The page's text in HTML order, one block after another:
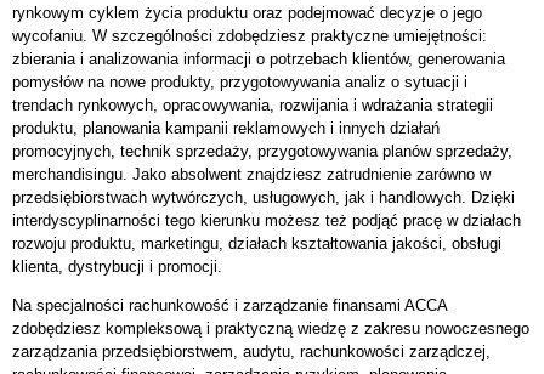
rynkowym cyklem życia produktu oraz podejmować decyzje o jego
wycofaniu. W szczególności zdobędziesz praktyczne umiejętności:
zbierania i analizowania informacji o potrzebach klientów, generowania
pomysłów na nowe produkty, przygotowywania analiz o sytuacji i
trendach rynkowych, opracowywania, rozwijania i wdrażania strategii
produktu, planowania kampanii reklamowych i innych działań
promocyjnych, technik sprzedaży, przygotowywania planów sprzedaży,
merchandisingu. Jako absolwent znajdziesz zatrudnienie zarówno w
przedsiębiorstwach wytwórczych, usługowych, jak i handlowych. Dzięki
interdyscyplinarności tego kierunku możesz też podjąć pracę w działach
rozwoju produktu, marketingu, działach kształtowania jakości, obsługi
klienta, dystrybucji i promocji.
Na specjalności rachunkowość i zarządzanie finansami ACCA
zdobędziesz kompleksową i praktyczną wiedzę z zakresu nowoczesnego
zarządzania przedsiębiorstwem, audytu, rachunkowości zarządczej,